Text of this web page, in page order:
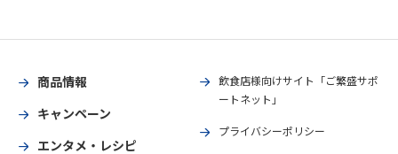
商品情報
キャンペーン
エンタメ・レシピ
飲食店様向けサイト「ご繁盛サポ
ートネット」
プライバシーポリシー